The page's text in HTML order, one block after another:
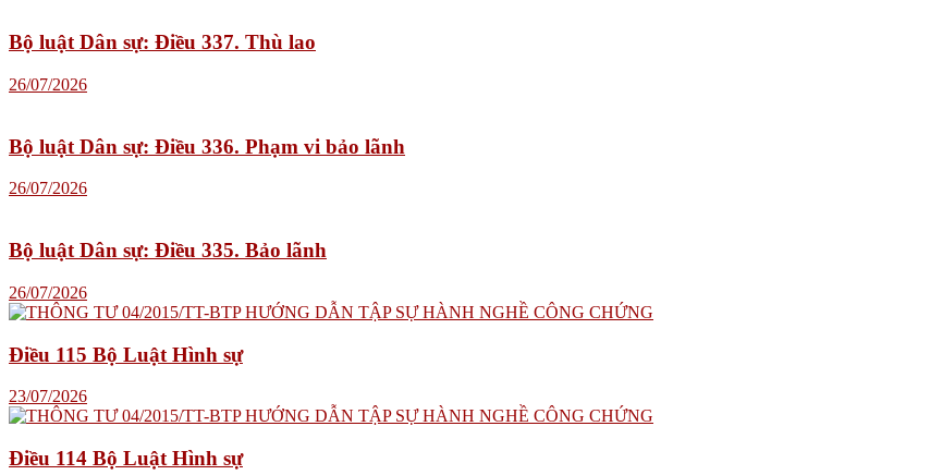
Bộ luật Dân sự: Điều 337. Thù lao
26/07/2026
Bộ luật Dân sự: Điều 336. Phạm vi bảo lãnh
26/07/2026
Bộ luật Dân sự: Điều 335. Bảo lãnh
26/07/2026
Điều 115 Bộ Luật Hình sự
23/07/2026
Điều 114 Bộ Luật Hình sự